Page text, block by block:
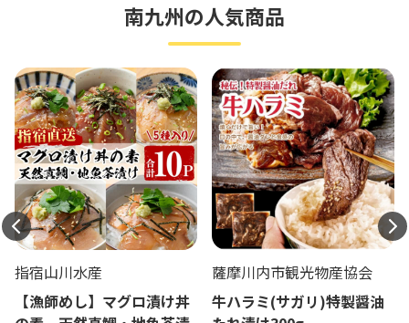
南九州の人気商品
指宿山川水産
【漁師めし】マグロ漬け丼
薩摩川内市観光物産協会
牛ハラミ(サガリ)特製醤油